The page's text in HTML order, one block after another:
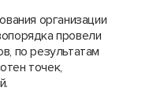
организации
провели
по результатам
точек,